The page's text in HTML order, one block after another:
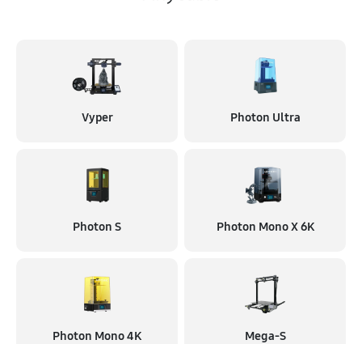
Vyper Photon Ultra
Photon S Photon Mono X 6K
Photon Mono 4K Mega-S